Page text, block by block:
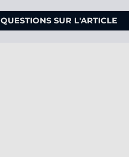
QUESTIONS SUR L'ARTICLE